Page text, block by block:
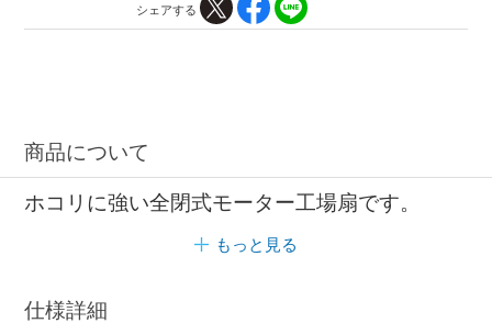
シェアする
商品について
ホコリに強い全閉式モーター工場扇です。
もっと見る
仕様詳細